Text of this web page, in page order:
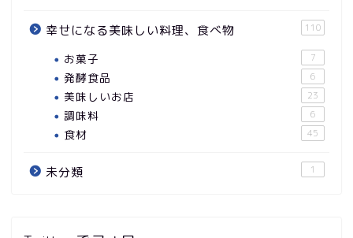
幸せになる美味しい料理、食べ物 110
お菓子 7
発酵食品 6
美味しいお店 23
調味料 6
食材 45
未分類 1